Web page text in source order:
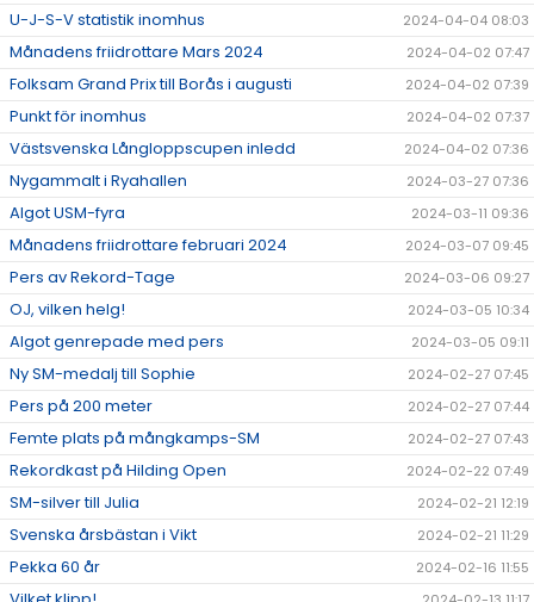
U-J-S-V statistik inomhus 2024-04-04 08:03
Månadens friidrottare Mars 2024 2024-04-02 07:47
Folksam Grand Prix till Borås i augusti 2024-04-02 07:39
Punkt för inomhus 2024-04-02 07:37
Västsvenska Långloppscupen inledd 2024-04-02 07:36
Nygammalt i Ryahallen 2024-03-27 07:36
Algot USM-fyra 2024-03-11 09:36
Månadens friidrottare februari 2024 2024-03-07 09:45
Pers av Rekord-Tage 2024-03-06 09:27
OJ, vilken helg! 2024-03-05 10:34
Algot genrepade med pers 2024-03-05 09:11
Ny SM-medalj till Sophie 2024-02-27 07:45
Pers på 200 meter 2024-02-27 07:44
Femte plats på mångkamps-SM 2024-02-27 07:43
Rekordkast på Hilding Open 2024-02-22 07:49
SM-silver till Julia 2024-02-21 12:19
Svenska årsbästan i Vikt 2024-02-21 11:29
Pekka 60 år 2024-02-16 11:55